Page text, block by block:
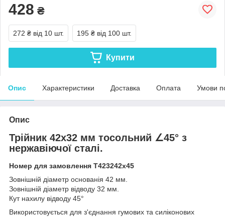
428 ₴
272 ₴ від 10 шт. 195 ₴ від 100 шт.
Купити
Опис Характеристики Доставка Оплата Умови
Опис
Трійник 42x32 мм тосольний ∠45° з
нержавіючої сталі.
Номер для замовлення Т423242х45
Зовнішній діаметр основанія 42 мм.
Зовнішній діаметр відводу 32 мм.
Кут нахилу відводу 45°
Використовується для з'єднання гумових та силіконових